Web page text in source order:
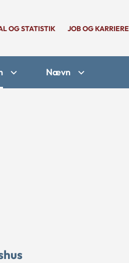
OG STATISTIK JOB OG KARRIERE
Nævn